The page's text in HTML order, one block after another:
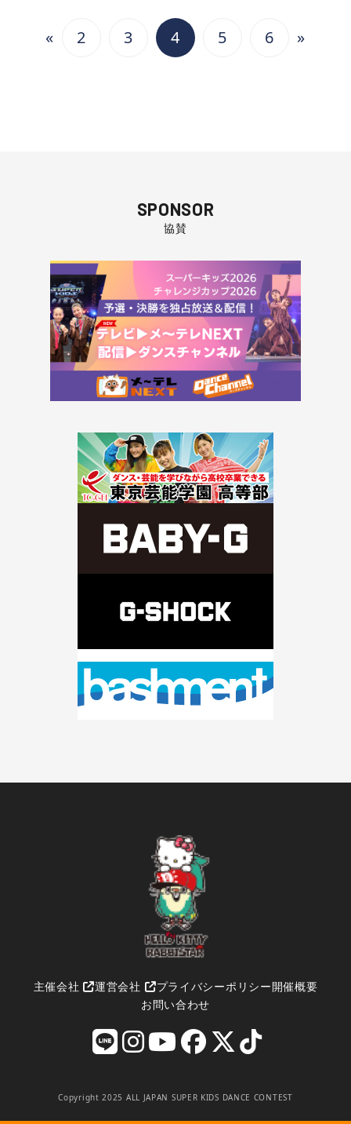
« 2 3 4 5 6 »
SPONSOR
協賛
主催会社 運営会社 プライバシーポリシー開催概要
お問い合わせ
Copyright 2025 ALL JAPAN SUPER KIDS DANCE CONTEST